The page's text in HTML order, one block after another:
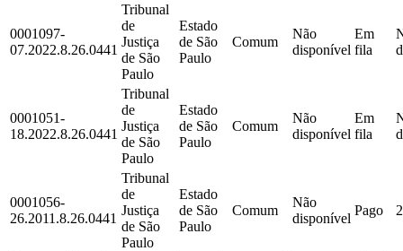
0001097-
07.2022.8.26.0441
Tribunal
de
Justiça
de São
Paulo
Estado
de São
Paulo
Comum
Não
disponível
Em
fila
0001051-
18.2022.8.26.0441
Tribunal
de
Justiça
de São
Paulo
Estado
de São
Paulo
Comum
Não
disponível
Em
fila
0001056-
26.2011.8.26.0441
Tribunal
de
Justiça
de São
Paulo
Estado
de São
Paulo
Comum
Não
disponível
Pago